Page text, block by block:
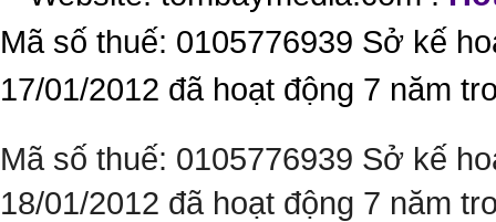
Mã số thuế: 0105776939 Sở kế
17/01/2012 đã hoạt động 7 năm
Mã số thuế: 0105776939 Sở kế
18/01/2012 đã hoạt động 7 năm